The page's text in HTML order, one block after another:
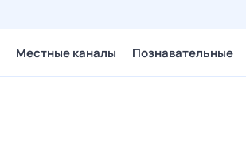
Местные каналы Познавательные